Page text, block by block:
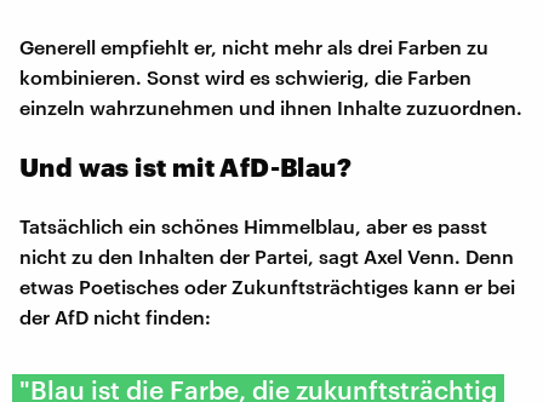
Generell empfiehlt er, nicht mehr als drei Farben zu
kombinieren. Sonst wird es schwierig, die Farben
einzeln wahrzunehmen und ihnen Inhalte zuzuordnen.
Und was ist mit AfD-Blau?
Tatsächlich ein schönes Himmelblau, aber es passt
nicht zu den Inhalten der Partei, sagt Axel Venn. Denn
etwas Poetisches oder Zukunftsträchtiges kann er bei
der AfD nicht finden:
"Blau ist die Farbe, die zukunftsträchtig